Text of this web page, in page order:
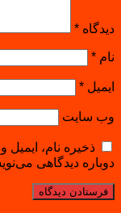
دیدگاه *
نام *
ایمیل *
وب‌ سایت
ذخیره نام،
دوباره دیدگاهی